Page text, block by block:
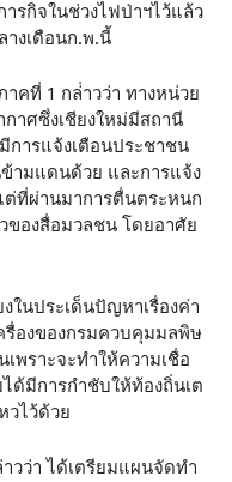
รกิจในช่วงไฟป่าฯไว้แล้ว
างเดือนก.พ.นี้
คที่ 1 กล่่าวว่า ทางหน่วย
าศซึ่งเชียงใหม่มีสถานี
ารแจ้งเตือนประชาชน
ามแดนด้วย และการแจ้ง
ต่ที่ผ่านมาการตื่นตระหนก
ของสื่อมวลชน โดยอาศัย
ในประเด็นปัญหาเรื่องค่า
รื่องของกรมควบคุมมลพิษ
ราะจะทำให้ความเชื่อ
ด้มีการกำชับให้ท้องถิ่นเต
ไว้ด้วย
วว่า ได้เตรียมแผนจัดทำ